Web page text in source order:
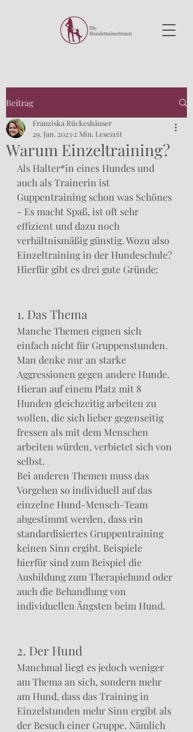
Beitrag
Warum Einzeltraining?
Franziska Rückeshäuser
29. Jan. 2023 2 Min. Lesezeit
Als Halter*in eines Hundes und
auch als Trainerin ist
Guppentraining schon was Schönes
- Es macht Spaß, ist oft sehr
effizient und dazu noch
verhältnismäßig günstig. Wozu also
Einzeltraining in der Hundeschule?
Hierfür gibt es drei gute Gründe:
1. Das Thema
Manche Themen eignen sich
einfach nicht für Gruppenstunden.
Man denke nur an starke
Aggressionen gegen andere Hunde.
Hieran auf einem Platz mit 8
Hunden gleichzeitig arbeiten zu
wollen, die sich lieber gegenseitig
fressen als mit dem Menschen
arbeiten würden, verbietet sich von
selbst.
Bei anderen Themen muss das
Vorgehen so individuell auf das
einzelne Hund-Mensch-Team
abgestimmt werden, dass ein
standardisiertes Gruppentraining
keinen Sinn ergibt. Beispiele
hierfür sind zum Beispiel die
Ausbildung zum Therapiehund oder
auch die Behandlung von
individuellen Ängsten beim Hund.
2. Der Hund
Manchmal liegt es jedoch weniger
am Thema an sich, sondern mehr
am Hund, dass das Training in
Einzelstunden mehr Sinn ergibt als
der Besuch einer Gruppe. Nämlich